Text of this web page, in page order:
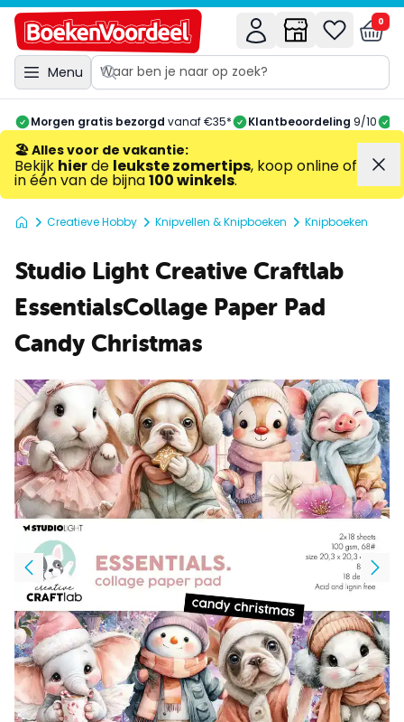
Menu
0
Morgen gratis bezorgd vanaf €35* Klantbeoordeling 9/10
🏖️ Alles voor de vakantie:
Bekijk hierde leukste zomertips, koop online of
in één van de bijna100 winkels.
Creatieve Hobby Knipvellen & Knipboeken Knipboeken
Studio Light Creative Craftlab
EssentialsCollage Paper Pad
Candy Christmas